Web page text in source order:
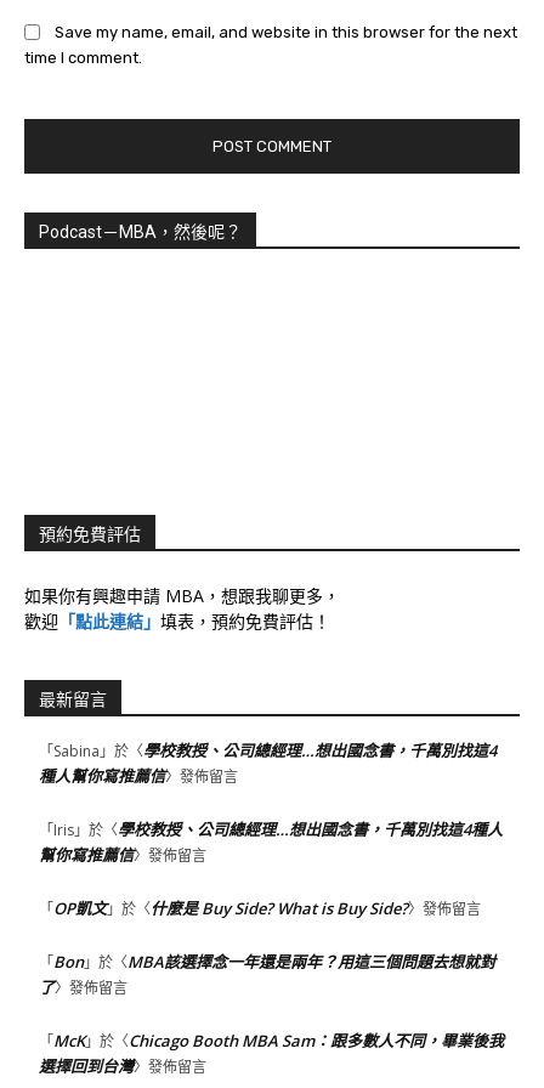
Save my name, email, and website in this browser for the next
time I comment.
Podcast－MBA，然後呢？
預約免費評估
如果你有興趣申請 MBA，想跟我聊更多，
歡迎 「點此連結」 填表，預約免費評估！
最新留言
「Sabina 」於〈學校教授、公司總經理…想出國念書，千萬別找這4
種人幫你寫推薦信〉發佈留言
「Iris」於〈學校教授、公司總經理…想出國念書，千萬別找這4種人
幫你寫推薦信〉發佈留言
「OP凱文」於〈什麼是 Buy Side? What is Buy Side?〉發佈留言
「Bon」於〈MBA該選擇念一年還是兩年？用這三個問題去想就對
了〉發佈留言
「McK」於〈Chicago Booth MBA Sam：跟多數人不同，畢業後我
選擇回到台灣〉發佈留言